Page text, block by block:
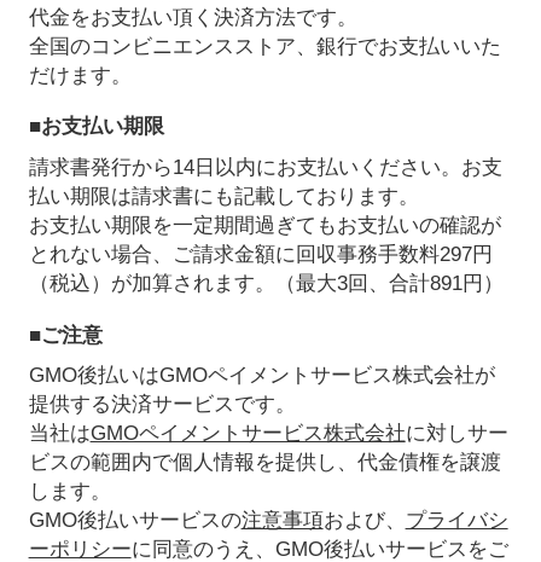
代金をお支払い頂く決済方法です。
全国のコンビニエンスストア、銀行でお支払いいた
だけます。
■お支払い期限
請求書発行から14日以内にお支払いください。お支
払い期限は請求書にも記載しております。
お支払い期限を一定期間過ぎてもお支払いの確認が
とれない場合、ご請求金額に回収事務手数料297円
（税込）が加算されます。（最大3回、合計891円）
■ご注意
GMO後払いはGMOペイメントサービス株式会社が
提供する決済サービスです。
当社はGMOペイメントサービス株式会社に対しサー
ビスの範囲内で個人情報を提供し、代金債権を譲渡
します。
GMO後払いサービスの注意事項および、 プライバシ
ーポリシーに同意のうえ、GMO後払いサービスをご